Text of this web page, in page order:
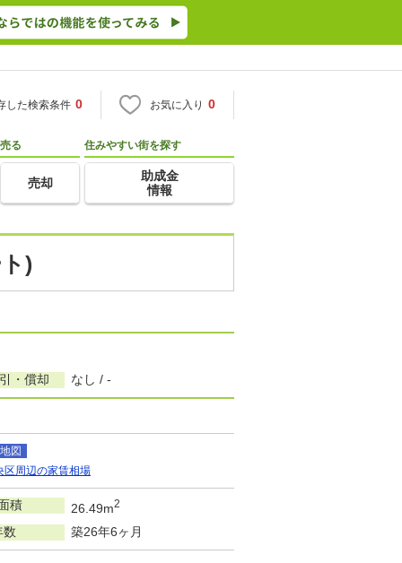
した検索条件 0 お気に入り 0
売る
売却
住みやすい街を探す
助成金
情報
)
・償却 なし / -
図
区周辺の家賃相場
積 26.49m2
数 築26年6ヶ月